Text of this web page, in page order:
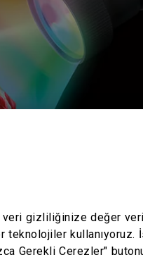
veri gizliliğinize değer
teknolojiler
Gerekli Çerezler"